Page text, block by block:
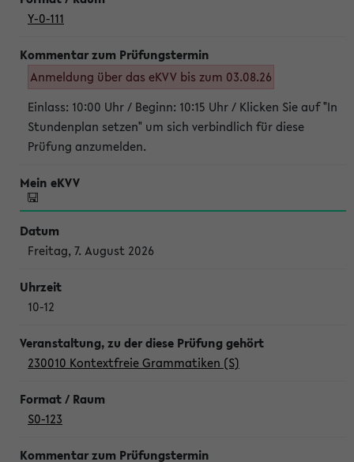
Y-0-111
Anmeldung über das eKVV bis zum 03.08.26
Einlass: 10:00 Uhr / Beginn: 10:15 Uhr / Klicken Sie auf "In
Stundenplan setzen" um sich verbindlich für diese
Prüfung anzumelden.
Freitag, 7. August 2026
10-12
230010 Kontextfreie Grammatiken (S)
S0-123